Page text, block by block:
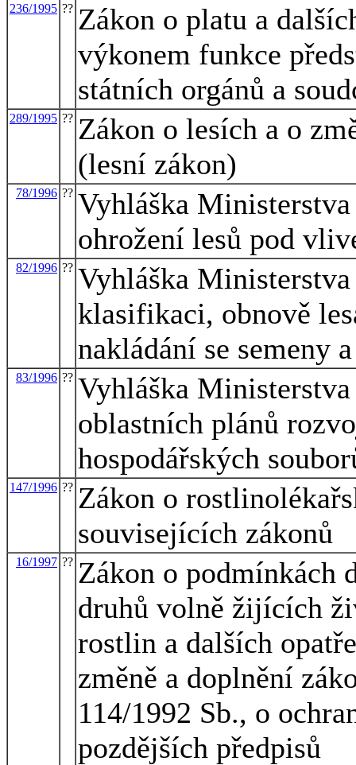
236/1995 ?? Zákon o platu a
výkonem funkce
státních orgánů a
289/1995 ?? Zákon o lesích a o
(lesní zákon)
78/1996 ?? Vyhláška
ohrožení lesů pod
82/1996 ?? Vyhláška
klasifikaci, obnově
nakládání se semeny
83/1996 ?? Vyhláška
oblastních plánů
hospodářských
147/1996 ?? Zákon o
souvisejících zákonů
16/1997 ?? Zákon o podmínkách
druhů volně žijících
rostlin a dalších
změně a doplnění
114/1992 Sb., o
pozdějších předpisů